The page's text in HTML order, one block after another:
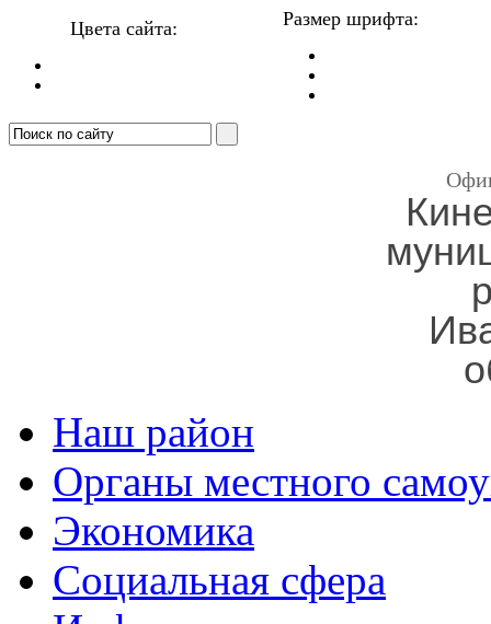
Цвета сайта: Размер шрифта:
Наш район
Органы местного
Экономика
Социальная сфера